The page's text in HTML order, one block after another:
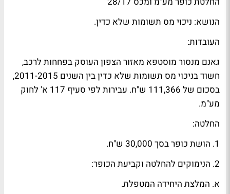
הנושא: ניכוי מס תשומות שלא כדין.
העובדות:
גאנם מנסור מוסטפא מאזור הצפון העוסק בפחחות לרכב,
חשוד בניכוי מס תשומות שלא כדין בין השנים 2011-2015,
בסכום של 111,366 ש"ח. עבירות לפי סעיף 117 א' לחוק
מע"מ.
החלטה:
1. הושת כופר בסך 30,000 ש"ח.
2. הנימוקים להחלטה וקביעת הכופר:
א. המלצת היחידה המטפלת.